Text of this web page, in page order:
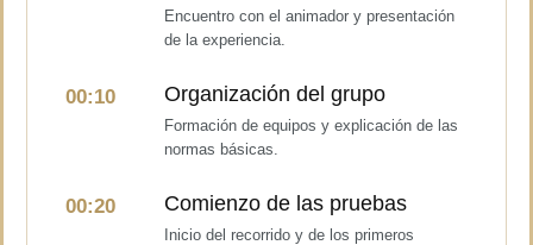
Encuentro con el animador y presentación
de la experiencia.
00:10 Organización del grupo
Formación de equipos y explicación de las
normas básicas.
00:20 Comienzo de las pruebas
Inicio del recorrido y de los primeros